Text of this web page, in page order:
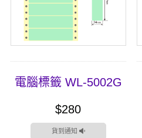
電腦標籤 WL-5002G
$280
貨到通知